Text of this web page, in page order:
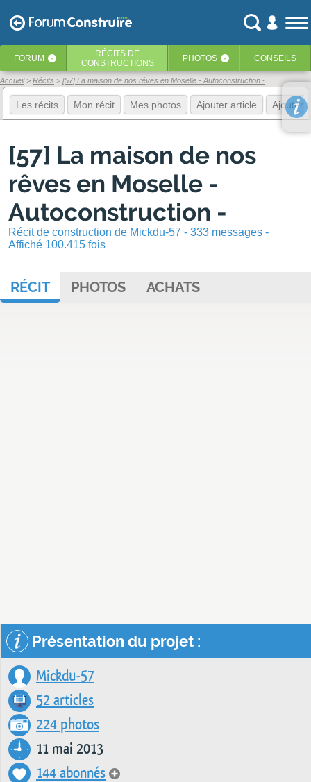
FORUM ‹ RÉCITS DE
CONSTRUCTIONS
PHOTOS ‹ CONSEILS
Accueil Récits [57] La maison de nos rêves en Moselle - Autoconstruction -
Les récits Mon récit Mes photos Ajouter article Ajouter
[57] La maison de nos
rêves en Moselle -
Autoconstruction -
Récit de construction de Mickdu-57 - 333 messages -
Affiché 100.415 fois
RÉCIT PHOTOS ACHATS
Présentation du projet :
Mickdu-57
52 articles
224 photos
11 mai 2013
144 abonnés